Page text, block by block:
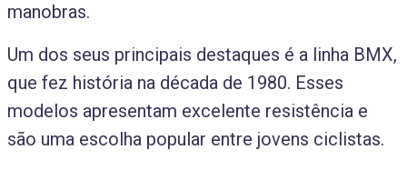
manobras.
Um dos seus principais destaques é a linha BMX,
que fez história na década de 1980. Esses
modelos apresentam excelente resistência e
são uma escolha popular entre jovens ciclistas.